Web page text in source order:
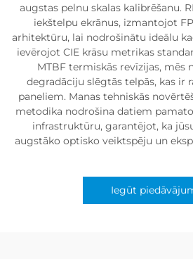
augstas pelnu skalas kalibrēšanu.
iekštelpu ekrānus, izmantojot
arhitektūru, lai nodrošinātu ideālu
ievērojot CIE krāsu metrikas
MTBF termiskās revīzijas, mēs
degradāciju slēgtās telpās, kas ir
paneliem. Manas tehniskās
metodika nodrošina datiem
infrastruktūru, garantējot, ka
augstāko optisko veiktspēju un
Iegūt